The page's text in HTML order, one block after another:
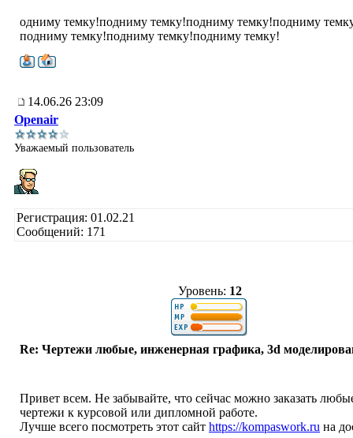
одниму темку!подниму темку!подниму темку!подниму
подниму темку!подниму темку!подниму темку!
14.06.26 23:09
Openair
Уважаемый пользователь
Регистрация: 01.02.21
Сообщений: 171
Уровень: 12
Re: Чертежи любые, инженерная графика, 3d
Привет всем. Не забывайте, что сейчас можно заказать
чертежи к курсовой или дипломной работе.
Лучше всего посмотреть этот сайт https://kompaswork.ru на